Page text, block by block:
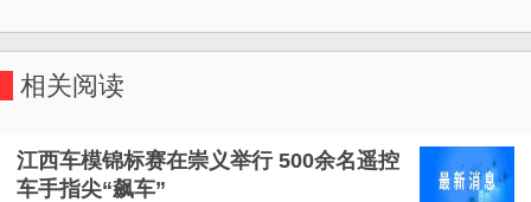
相关阅读
江西车模锦标赛在崇义举行 500余名遥控
车手指尖“飙车”